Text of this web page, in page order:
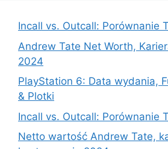
Incall vs. Outcall: Porównanie
Andrew Tate Net Worth,
2024
PlayStation 6: Data wydania,
& Plotki
Incall vs. Outcall: Porównanie
Netto wartość Andrew Tate,